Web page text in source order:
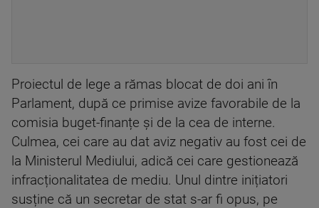
Proiectul de lege a rămas blocat de doi ani în
Parlament, după ce primise avize favorabile de la
comisia buget-finanțe și de la cea de interne.
Culmea, cei care au dat aviz negativ au fost cei de
la Ministerul Mediului, adică cei care gestionează
infracționalitatea de mediu. Unul dintre inițiatori
susține că un secretar de stat s-ar fi opus, pe